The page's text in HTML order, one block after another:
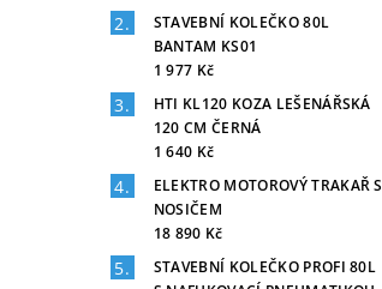
STAVEBNÍ KOLEČKO 80L
BANTAM KS01
1 977 Kč
HTI KL120 KOZA LEŠENÁŘSKÁ
120 CM ČERNÁ
1 640 Kč
ELEKTRO MOTOROVÝ TRAKAŘ S
NOSIČEM
18 890 Kč
STAVEBNÍ KOLEČKO PROFI 80L